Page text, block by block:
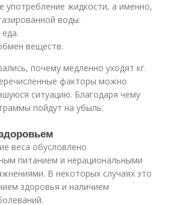
употребление жидкости, а именно,
воды.
веществ.
почему медленно уходят кг.
факторы можно
ситуацию. Благодаря чему
пойдут на убыль.
веса обусловлено
питанием и нерациональными
В некоторых случаях это
здоровья и наличием